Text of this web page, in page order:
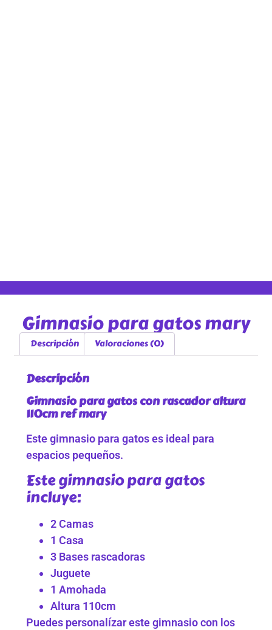
Gimnasio para gatos mary
Descripción Valoraciones (0)
Descripción
Gimnasio para gatos con rascador altura
110cm ref mary
Este gimnasio para gatos es ideal para
espacios pequeños.
Este gimnasio para gatos
incluye:
2 Camas
1 Casa
3 Bases rascadoras
Juguete
1 Amohada
Altura 110cm
Puedes personalízar este gimnasio con los